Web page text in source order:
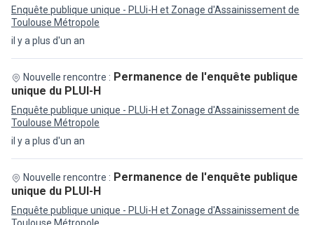
il y a plus d'un an
Enquête publique unique - PLUi-H et Zonage d'Assainissement de
Toulouse Métropole
il y a plus d'un an
Nouvelle rencontre : Permanence de l'enquête publique
unique du PLUI-H
Enquête publique unique - PLUi-H et Zonage d'Assainissement de
Toulouse Métropole
Nouvelle rencontre : Permanence de l'enquête publique
unique du PLUI-H
Enquête publique unique - PLUi-H et Zonage d'Assainissement de